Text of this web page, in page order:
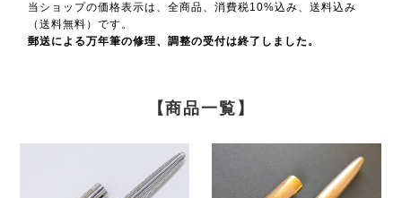
当ショップの価格表示は、全商品、消費税10%込み、送料込み
（送料無料）です。
郵送による万年筆の修理、調整の受付は終了しました。
【商品一覧】